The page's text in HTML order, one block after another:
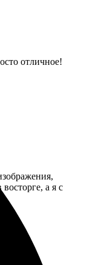
отличное!
а я с